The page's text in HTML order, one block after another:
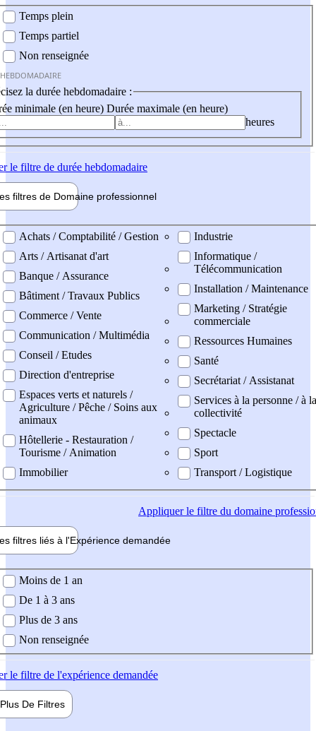
Temps plein
Temps partiel
Non renseignée
la durée hebdomadaire :
minimale (en heure) Durée maximale (en heure)
heures
le filtre de durée hebdomadaire
filtres de Domaine professionnel
professionel
Achats / Comptabilité / Gestion
Arts / Artisanat d'art
Banque / Assurance
Bâtiment / Travaux Publics
Commerce / Vente
Communication / Multimédia
Conseil / Etudes
Direction d'entreprise
Espaces verts et naturels /
Agriculture / Pêche / Soins aux
animaux
Hôtellerie - Restauration /
Tourisme / Animation
Immobilier
Industrie
Informatique /
Télécommunication
Installation / Maintenance
Marketing / Stratégie
commerciale
Ressources Humaines
Santé
Secrétariat / Assistanat
Services à la personne / à la
collectivité
Spectacle
Sport
Transport / Logistique
Appliquerle filtre du domaine
filtres liés à l'Expérience demandée
demandée
Moins de 1 an
De 1 à 3 ans
Plus de 3 ans
Non renseignée
le filtre de l'expérience demandée
Plus De Filtres